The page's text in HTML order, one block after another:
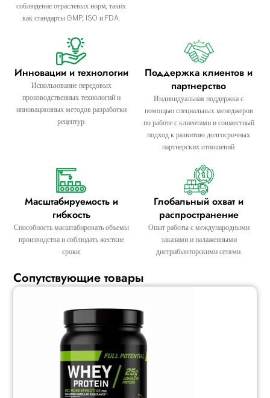
соблюдение отраслевых норм, таких
как стандарты GMP, ISO и FDA.
Инновации и технологии
Использование передовых
производственных технологий и
инновационных методов разработки
рецептур.
Поддержка клиентов и
партнерство
Индивидуальная поддержка с
помощью специальных менеджеров
по работе с клиентами и совместный
подход к развитию долгосрочных
партнерских отношений.
Масштабируемость и
гибкость
Способность масштабировать объемы
производства и соблюдать жесткие
сроки.
Глобальный охват и
распространение
Опыт работы с международными
заказами и налаженными
дистрибьюторскими сетями.
Сопутствующие товары